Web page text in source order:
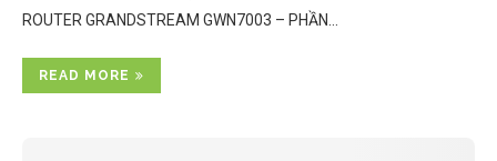
ROUTER GRANDSTREAM GWN7003 – PHẦN…
READ MORE